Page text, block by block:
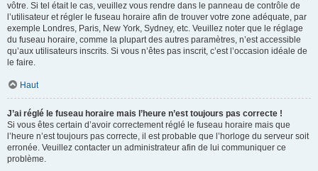
vôtre. Si tel était le cas, veuillez vous rendre dans le panneau de contrôle de
l’utilisateur et régler le fuseau horaire afin de trouver votre zone adéquate, par
exemple Londres, Paris, New York, Sydney, etc. Veuillez noter que le réglage
du fuseau horaire, comme la plupart des autres paramètres, n’est accessible
qu’aux utilisateurs inscrits. Si vous n’êtes pas inscrit, c’est l’occasion idéale de
le faire.
Haut
J’ai réglé le fuseau horaire mais l’heure n’est toujours pas correcte !
Si vous êtes certain d’avoir correctement réglé le fuseau horaire mais que
l’heure n’est toujours pas correcte, il est probable que l’horloge du serveur soit
erronée. Veuillez contacter un administrateur afin de lui communiquer ce
problème.